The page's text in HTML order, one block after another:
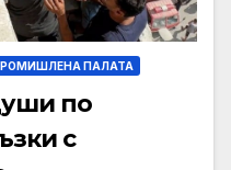
ПАЛАТА
по
с